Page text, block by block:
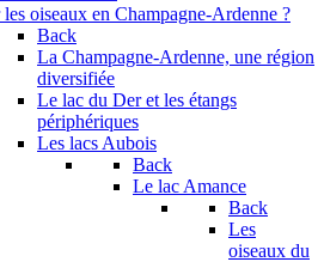
oiseaux en Champagne-Ardenne ?
Back
La Champagne-Ardenne, une région
diversifiée
Le lac du Der et les étangs
périphériques
Les lacs Aubois
Back
Le lac Amance
Back
Les
oiseaux du